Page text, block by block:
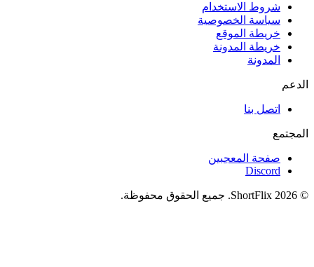
شروط الاستخدام
سياسة الخصوصية
خريطة الموقع
خريطة المدونة
المدونة
الدعم
اتصل بنا
المجتمع
صفحة المعجبين
Discord
© 2026 ShortFlix. جميع الحقوق محفوظة.